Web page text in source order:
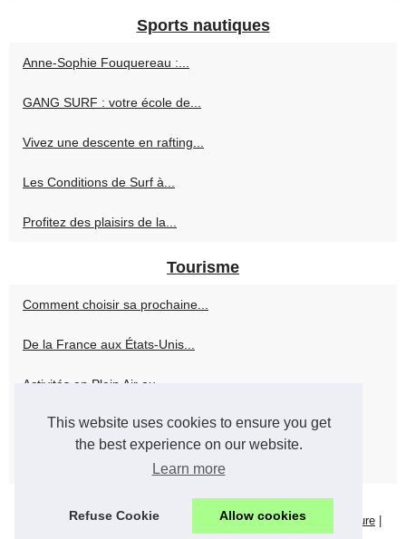
This website uses cookies to ensure you get
the best experience on our website.
Learn more
Refuse Cookie Allow cookies
Sports nautiques
Anne-Sophie Fouquereau :...
GANG SURF : votre école de...
Vivez une descente en rafting...
Les Conditions de Surf à...
Profitez des plaisirs de la...
Tourisme
Comment choisir sa prochaine...
De la France aux États-Unis...
Activités en Plein Air au...
Planifier un Séjour au...
Où Séjourner sur la Côte...
Sports-lights.com| Most Frequently Read|Menu Structure